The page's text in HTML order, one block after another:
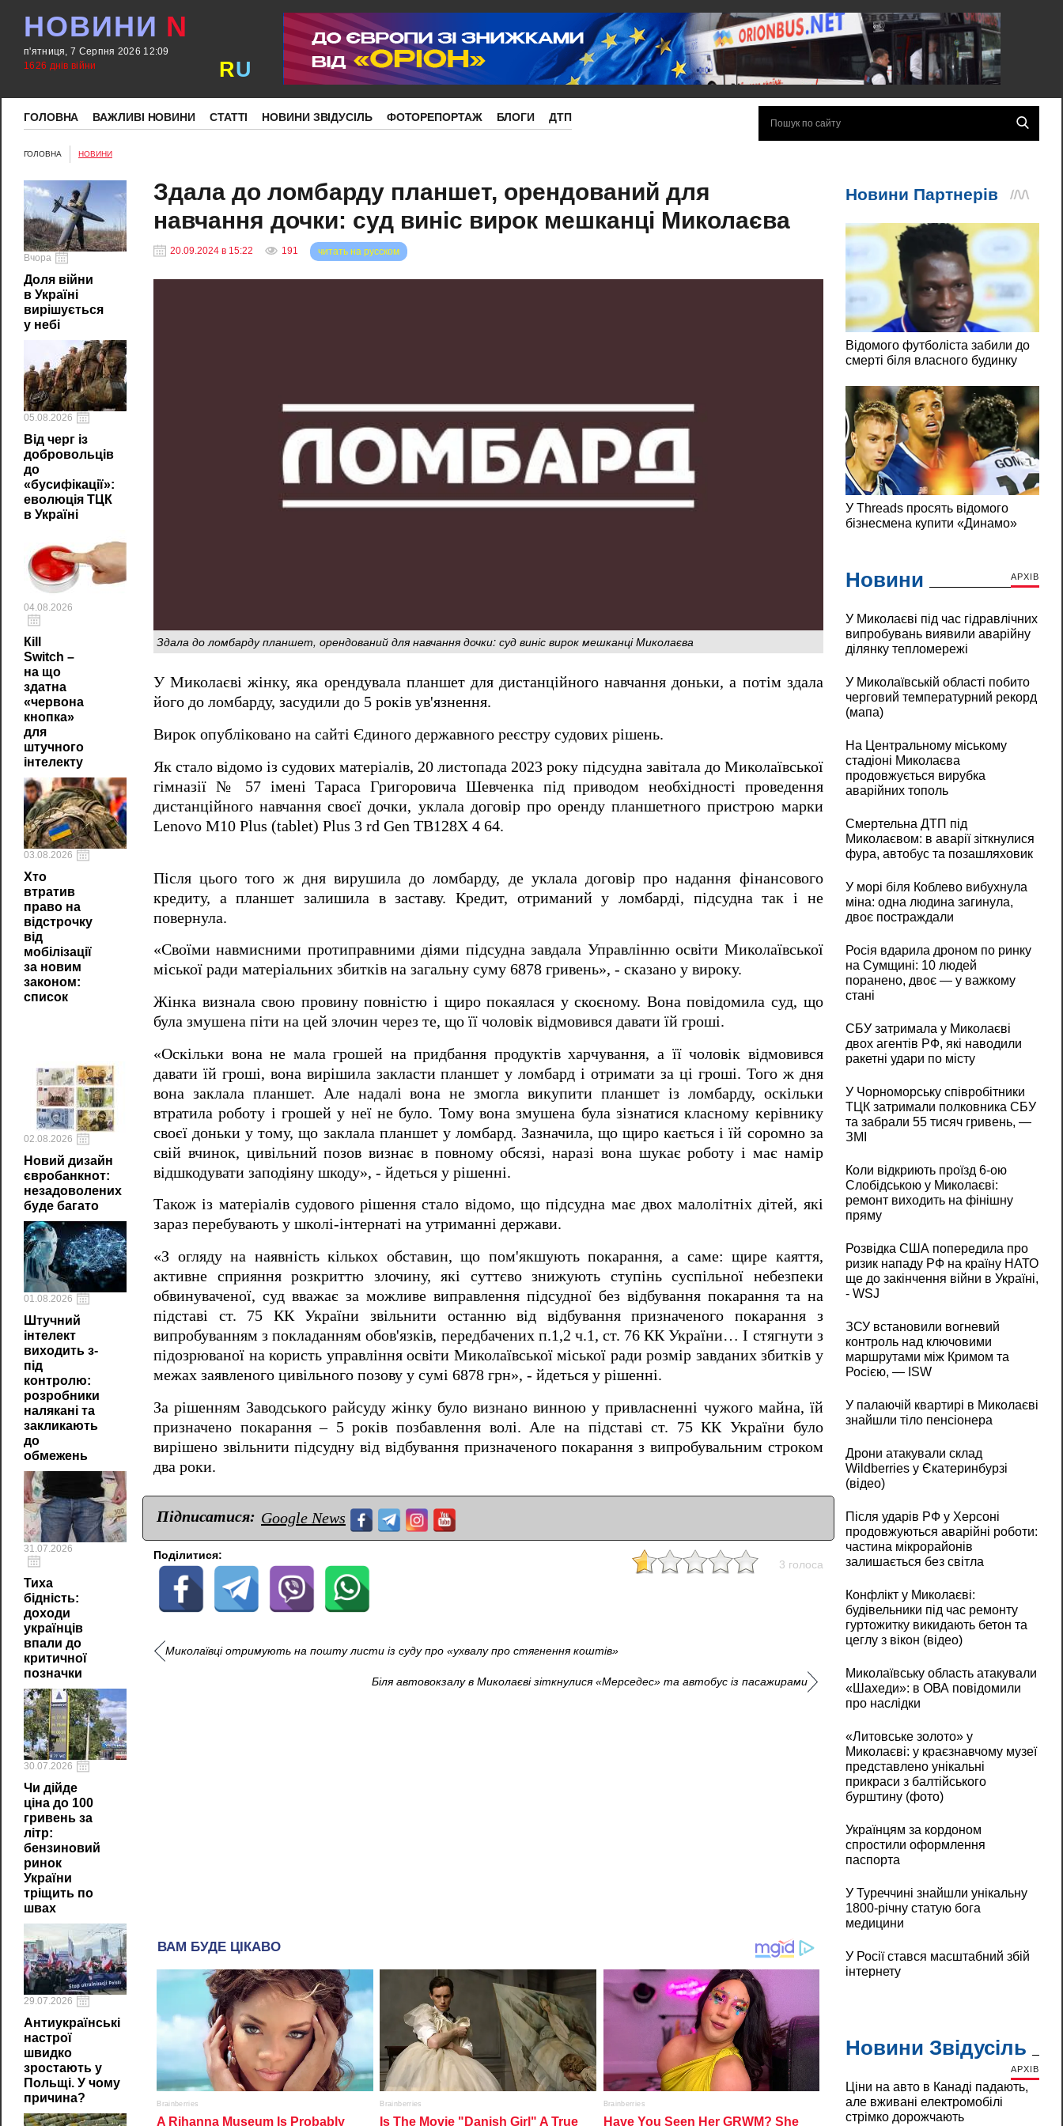
НОВИНИ N
п'ятниця, 7 Серпня 2026 12:09
1626 днів війни
RU
ГОЛОВНА ВАЖЛИВІ НОВИНИ СТАТТІ НОВИНИ ЗВІДУСІЛЬ ФОТОРЕПОРТАЖ БЛОГИ ДТП
ГОЛОВНА НОВИНИ
Вчора
Доля війни
в Україні
вирішується
у небі
05.08.2026
Від черг із
добровольців
до
«бусифікації»:
еволюція ТЦК
в Україні
04.08.2026
Кill
Switch –
на що
здатна
«червона
кнопка»
для
штучного
інтелекту
03.08.2026
Хто
втратив
право на
відстрочку
від
мобілізації
за новим
законом:
список
02.08.2026
Новий дизайн
євробанкнот:
незадоволених
буде багато
01.08.2026
Штучний
інтелект
виходить з-
під
контролю:
розробники
налякані та
закликають
до
обмежень
31.07.2026
Тиха
бідність:
доходи
українців
впали до
критичної
позначки
30.07.2026
Чи дійде
ціна до 100
гривень за
літр:
бензиновий
ринок
України
тріщить по
швах
29.07.2026
Антиукраїнські
настрої
швидко
зростають у
Польщі. У чому
причина?
Здала до ломбарду планшет, орендований для
навчання дочки: суд виніс вирок мешканці Миколаєва
20.09.2024 в 15:22 191 читать на русском
Здала до ломбарду планшет, орендований для навчання дочки: суд виніс вирок мешканці Миколаєва
У Миколаєві жінку, яка орендувала планшет для дистанційного навчання доньки, а потім здала
його до ломбарду, засудили до 5 років ув'язнення.
Вирок опубліковано на сайті Єдиного державного реєстру судових рішень.
Як стало відомо із судових матеріалів, 20 листопада 2023 року підсудна завітала до Миколаївської
гімназії № 57 імені Тараса Григоровича Шевченка під приводом необхідності проведення
дистанційного навчання своєї дочки, уклала договір про оренду планшетного пристрою марки
Lenovo M10 Plus (tablet) Plus 3 rd Gen TB128X 4 64.
Після цього того ж дня вирушила до ломбарду, де уклала договір про надання фінансового
кредиту, а планшет залишила в заставу. Кредит, отриманий у ломбарді, підсудна так і не
повернула.
«Своїми навмисними протиправними діями підсудна завдала Управлінню освіти Миколаївської
міської ради матеріальних збитків на загальну суму 6878 гривень», - сказано у вироку.
Жінка визнала свою провину повністю і щиро покаялася у скоєному. Вона повідомила суд, що
була змушена піти на цей злочин через те, що її чоловік відмовився давати їй гроші.
«Оскільки вона не мала грошей на придбання продуктів харчування, а її чоловік відмовився
давати їй гроші, вона вирішила закласти планшет у ломбард і отримати за ці гроші. Того ж дня
вона заклала планшет. Але надалі вона не змогла викупити планшет із ломбарду, оскільки
втратила роботу і грошей у неї не було. Тому вона змушена була зізнатися класному керівнику
своєї доньки у тому, що заклала планшет у ломбард. Зазначила, що щиро кається і їй соромно за
свій вчинок, цивільний позов визнає в повному обсязі, наразі вона шукає роботу і має намір
відшкодувати заподіяну шкоду», - йдеться у рішенні.
Також із матеріалів судового рішення стало відомо, що підсудна має двох малолітніх дітей, які
зараз перебувають у школі-інтернаті на утриманні держави.
«З огляду на наявність кількох обставин, що пом'якшують покарання, а саме: щире каяття,
активне сприяння розкриттю злочину, які суттєво знижують ступінь суспільної небезпеки
обвинуваченої, суд вважає за можливе виправлення підсудної без відбування покарання та на
підставі ст. 75 КК України звільнити останню від відбування призначеного покарання з
випробуванням з покладанням обов'язків, передбачених п.1,2 ч.1, ст. 76 КК України… І стягнути з
підозрюваної на користь управління освіти Миколаївської міської ради розмір завданих збитків у
межах заявленого цивільного позову у сумі 6878 грн», - йдеться у рішенні.
За рішенням Заводського райсуду жінку було визнано винною у привласненні чужого майна, їй
призначено покарання – 5 років позбавлення волі. Але на підставі ст. 75 КК України було
вирішено звільнити підсудну від відбування призначеного покарання з випробувальним строком
два роки.
Підписатися: Google News
Поділитися:
3 голоса
Миколаївці отримують на пошту листи із суду про «ухвалу про стягнення коштів»
Біля автовокзалу в Миколаєві зіткнулися «Мерседес» та автобус із пасажирами
Новини АРХІВ
У Миколаєві під час гідравлічних
випробувань виявили аварійну
ділянку тепломережі
У Миколаївській області побито
черговий температурний рекорд
(мапа)
На Центральному міському
стадіоні Миколаєва
продовжується вирубка
аварійних тополь
Смертельна ДТП під
Миколаєвом: в аварії зіткнулися
фура, автобус та позашляховик
У морі біля Коблево вибухнула
міна: одна людина загинула,
двоє постраждали
Росія вдарила дроном по ринку
на Сумщині: 10 людей
поранено, двоє — у важкому
стані
СБУ затримала у Миколаєві
двох агентів РФ, які наводили
ракетні удари по місту
У Чорноморську співробітники
ТЦК затримали полковника СБУ
та забрали 55 тисяч гривень, —
ЗМІ
Коли відкриють проїзд 6-ою
Слобідською у Миколаєві:
ремонт виходить на фінішну
пряму
Розвідка США попередила про
ризик нападу РФ на країну НАТО
ще до закінчення війни в Україні,
- WSJ
ЗСУ встановили вогневий
контроль над ключовими
маршрутами між Кримом та
Росією, — ISW
У палаючій квартирі в Миколаєві
знайшли тіло пенсіонера
Дрони атакували склад
Wildberries у Єкатеринбурзі
(відео)
Після ударів РФ у Херсоні
продовжуються аварійні роботи:
частина мікрорайонів
залишається без світла
Конфлікт у Миколаєві:
будівельники під час ремонту
гуртожитку викидають бетон та
цеглу з вікон (відео)
Миколаївську область атакували
«Шахеди»: в ОВА повідомили
про наслідки
«Литовське золото» у
Миколаєві: у краєзнавчому музеї
представлено унікальні
прикраси з балтійського
бурштину (фото)
Українцям за кордоном
спростили оформлення
паспорта
У Туреччині знайшли унікальну
1800-річну статую бога
медицини
У Росії стався масштабний збій
інтернету
Новини Звідусіль
АРХІВ
Ціни на авто в Канаді падають,
але вживані електромобілі
стрімко дорожчають